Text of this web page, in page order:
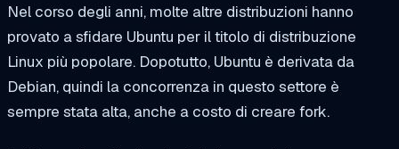
Nel corso degli anni, molte altre distribuzioni hanno
provato a sfidare Ubuntu per il titolo di distribuzione
Linux più popolare. Dopotutto, Ubuntu è derivata da
Debian, quindi la concorrenza in questo settore è
sempre stata alta, anche a costo di creare fork.